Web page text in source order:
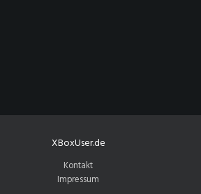
XBoxUser.de
Kontakt
Impressum